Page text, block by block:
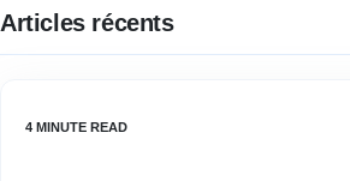
Articles récents